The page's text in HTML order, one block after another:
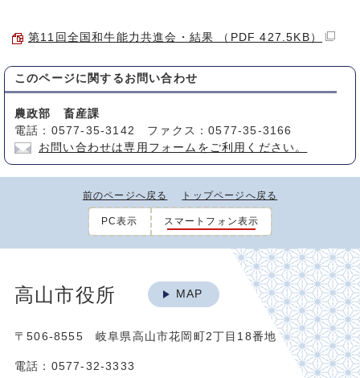
第11回全国和牛能力共進会・結果 （PDF 427.5KB）
このページに関する お問い合わせ
農政部 畜産課
電話：0577-35-3142 ファクス：0577-35-3166
お問い合わせは専用フォームをご利用ください。
前のページへ戻る トップページへ戻る
PC表示 スマートフォン表示
高山市役所 MAP
〒506-8555 岐阜県高山市花岡町2丁目18番地
電話：0577-32-3333